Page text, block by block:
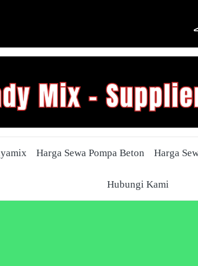
Harga Sewa Pompa Beton Harga
Hubungi Kami